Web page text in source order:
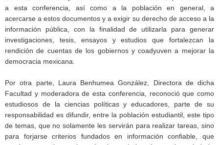
a esta conferencia, así como a la población en general, a
acercarse a estos documentos y a exigir su derecho de acceso a la
información pública, con la finalidad de utilizarla para generar
investigaciones, tesis, ensayos y estudios que fortalezcan la
rendición de cuentas de los gobiernos y coadyuven a mejorar la
democracia mexicana.
Por otra parte, Laura Benhumea González, Directora de dicha
Facultad y moderadora de esta conferencia, reconoció que como
estudiosos de la ciencias políticas y educadores, parte de su
responsabilidad es difundir, entre la población estudiantil, este tipo
de temas, que no solamente les servirán para realizar tareas, sino
para forjarse criterios fundados en información confiable, que